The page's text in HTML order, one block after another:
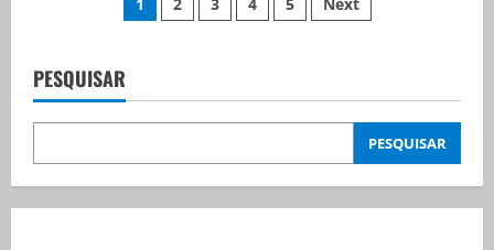
reunião
ministerial,
será
o
verdade
posts
PESQUISAR
PESQUISAR